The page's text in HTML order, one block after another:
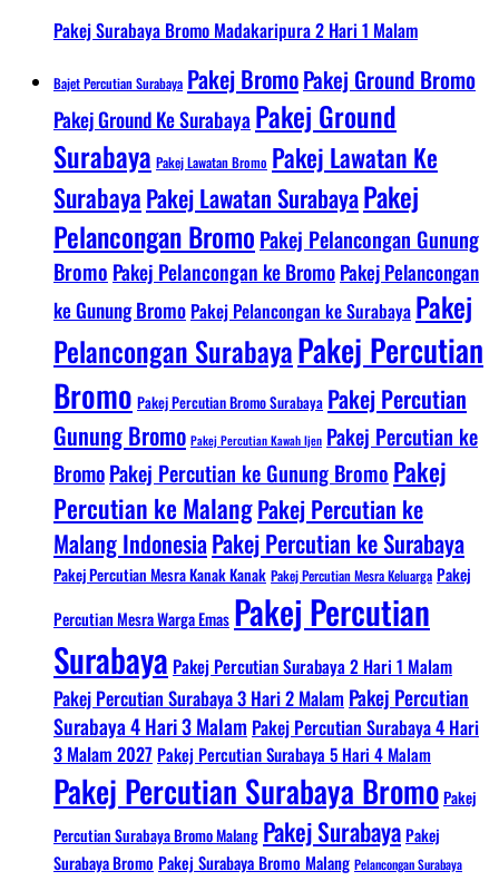
Pakej Surabaya Bromo Madakaripura 2 Hari 1 Malam
Bajet Percutian Surabaya Pakej BromoPakej Ground Bromo
Pakej Ground Ke Surabaya Pakej Ground
Surabaya Pakej Lawatan Bromo Pakej Lawatan Ke
SurabayaPakej Lawatan SurabayaPakej
Pelancongan Bromo Pakej Pelancongan Gunung
Bromo Pakej Pelancongan ke BromoPakej Pelancongan
ke Gunung Bromo Pakej Pelancongan ke Surabaya Pakej
Pelancongan SurabayaPakej Percutian
Bromo Pakej Percutian Bromo Surabaya Pakej Percutian
Gunung Bromo Pakej Percutian Kawah Ijen Pakej Percutian ke
BromoPakej Percutian ke Gunung Bromo Pakej
Percutian ke MalangPakej Percutian ke
Malang IndonesiaPakej Percutian ke Surabaya
Pakej Percutian Mesra Kanak Kanak Pakej Percutian Mesra Keluarga Pakej
Percutian Mesra Warga Emas Pakej Percutian
Surabaya Pakej Percutian Surabaya 2 Hari 1 Malam
Pakej Percutian Surabaya 3 Hari 2 Malam Pakej Percutian
Surabaya 4 Hari 3 Malam Pakej Percutian Surabaya 4 Hari
3 Malam 2027 Pakej Percutian Surabaya 5 Hari 4 Malam
Pakej Percutian Surabaya BromoPakej
Percutian Surabaya Bromo Malang Pakej SurabayaPakej
Surabaya Bromo Pakej Surabaya Bromo Malang Pelancongan Surabaya